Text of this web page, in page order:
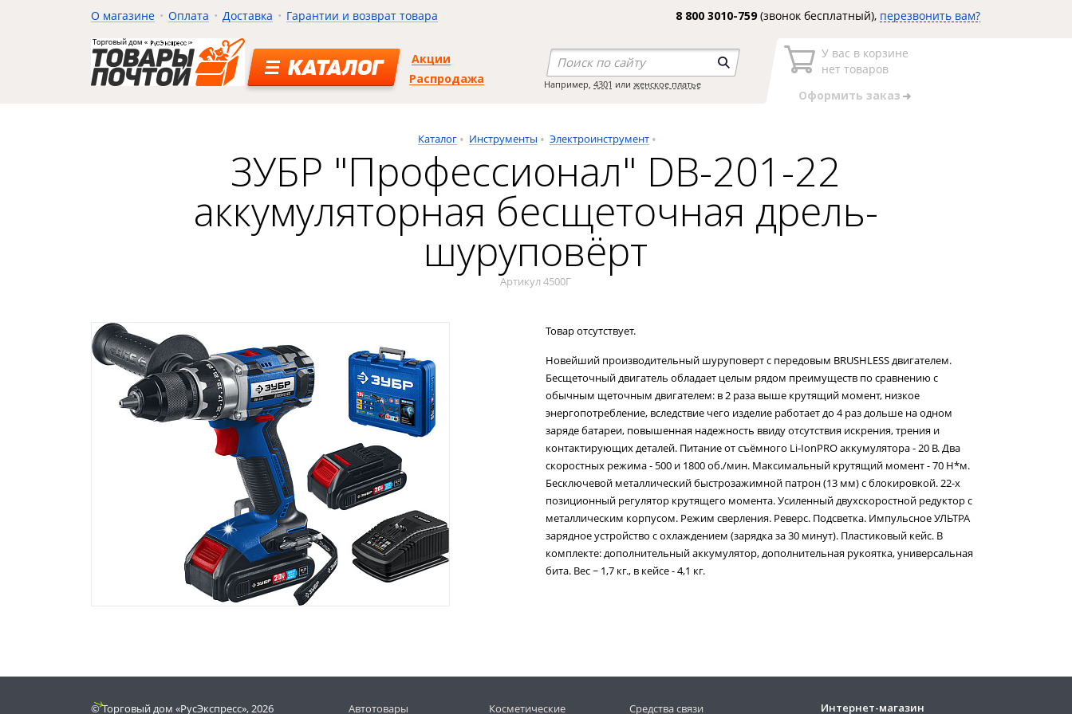
О магазине Оплата Доставка Гарантии и возврат товара 8 800 3010-759(звонок бесплатный), перезвонить вам?
КАТАЛОГ
Акции
Распродажа
Например, 4301 или женское платье
У вас в корзине
нет товаров
Оформить заказ
Каталог Инструменты Электроинструмент
ЗУБР "Профессионал" DB-201-22
аккумуляторная бесщеточная дрель-
шуруповёрт
Артикул 4500Г
Товар отсутствует.
Новейший производительный шуруповерт с передовым BRUSHLESS двигателем.
Бесщеточный двигатель обладает целым рядом преимуществ по сравнению с
обычным щеточным двигателем: в 2 раза выше крутящий момент, низкое
энергопотребление, вследствие чего изделие работает до 4 раз дольше на одном
заряде батареи, повышенная надежность ввиду отсутствия искрения, трения и
контактирующих деталей. Питание от съёмного Li-IonPRO аккумулятора - 20 В. Два
скоростных режима - 500 и 1800 об./мин. Максимальный крутящий момент - 70 H*м.
Бесключевой металлический быстрозажимной патрон (13 мм) с блокировкой. 22-х
позиционный регулятор крутящего момента. Усиленный двухскоростной редуктор с
металлическим корпусом. Режим сверления. Реверс. Подсветка. Импульсное УЛЬТРА
зарядное устройство с охлаждением (зарядка за 30 минут). Пластиковый кейс. В
комплекте: дополнительный аккумулятор, дополнительная рукоятка, универсальная
бита. Вес ~ 1,7 кг., в кейсе - 4,1 кг.
© Торговый дом «РусЭкспресс», 2026 Автотовары Косметические Средства связи Интернет-магазин